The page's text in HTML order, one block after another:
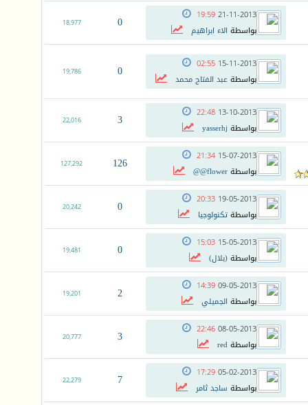
21-11-2013
19:59
بواسطة الاء ابراهيم 0
18,977
15-11-2013
02:55
بواسطةعبد الفتاح محمد 0
19,786
13-10-2013
22:48
بواسطة yasserhj
3
22,016
15-07-2013
21:34
بواسطةflower@@
126
127,292
19-05-2013
20:33
بواسطةتكنولوجيا 0
20,242
15-05-2013
15:03
بواسطة(بلال) 0
19,481
09-05-2013
14:39
بواسطة الجميلي 2
19,201
08-05-2013
22:46
بواسطةred
3
20,777
05-02-2013
17:29
بواسطة ساجد ثامر 7
22,279